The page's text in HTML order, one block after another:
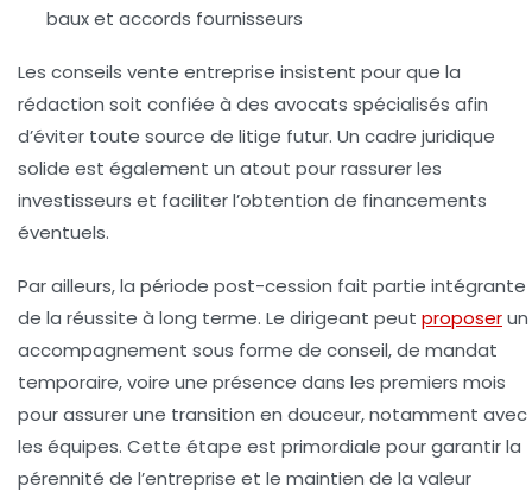
baux et accords fournisseurs
Les conseils vente entreprise insistent pour que la
rédaction soit confiée à des avocats spécialisés afin
d’éviter toute source de litige futur. Un cadre juridique
solide est également un atout pour rassurer les
investisseurs et faciliter l’obtention de financements
éventuels.
Par ailleurs, la période post-cession fait partie intégrante
de la réussite à long terme. Le dirigeant peut proposerun
accompagnement sous forme de conseil, de mandat
temporaire, voire une présence dans les premiers mois
pour assurer une transition en douceur, notamment avec
les équipes. Cette étape est primordiale pour garantir la
pérennité de l’entreprise et le maintien de la valeur